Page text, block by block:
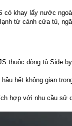
có khay lấy nước
từ cánh cửa tủ,
thuộc dòng tủ Side
hết không gian
hợp với nhu cầu sử